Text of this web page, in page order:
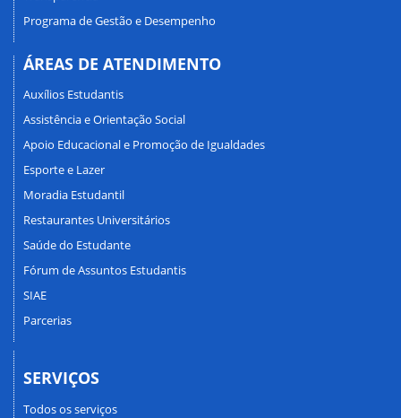
Programa de Gestão e Desempenho
ÁREAS DE ATENDIMENTO
Auxílios Estudantis
Assistência e Orientação Social
Apoio Educacional e Promoção de Igualdades
Esporte e Lazer
Moradia Estudantil
Restaurantes Universitários
Saúde do Estudante
Fórum de Assuntos Estudantis
SIAE
Parcerias
SERVIÇOS
Todos os serviços